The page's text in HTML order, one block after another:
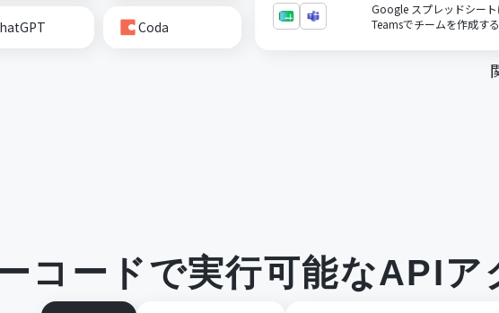
Coda
Google スプレッドシー
Teamsでチームを作成する
コードで実行可能なAPIア